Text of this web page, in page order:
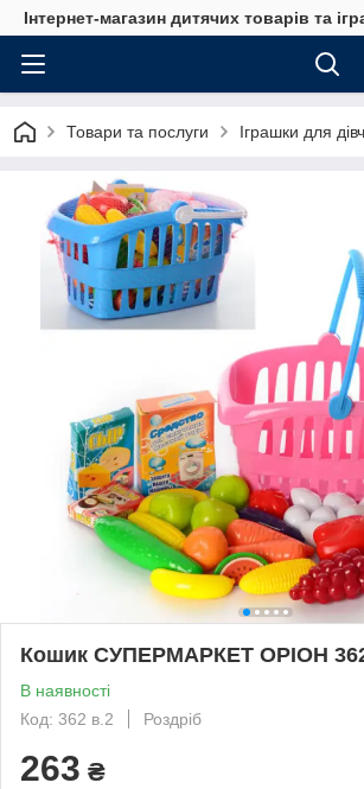
Інтернет-магазин дитячих товарів та
Товари та послуги Іграшки для
Кошик СУПЕРМАРКЕТ ОРІОН
В наявності
Код: 362 в.2
Роздріб
263 ₴